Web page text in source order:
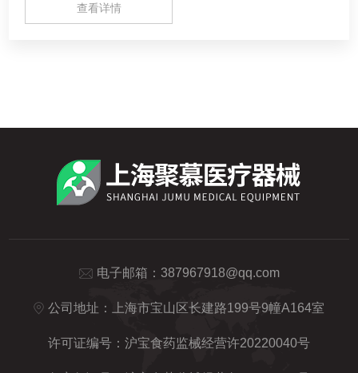
查看详情
电子邮箱： 387967918@qq.com
公司地址：上海市宝山区长建路199号9幢A164室
许可证编号：沪宝食药监械经营许20220040号